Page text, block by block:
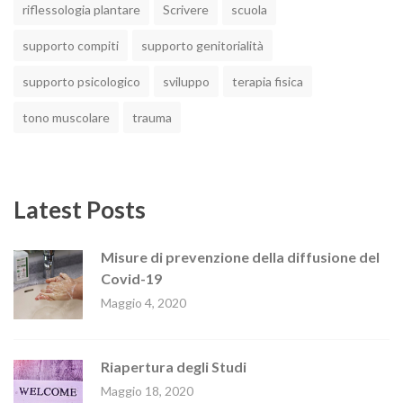
riflessologia plantare Scrivere scuola
supporto compiti supporto genitorialità
supporto psicologico sviluppo terapia fisica
tono muscolare trauma
Latest Posts
Misure di prevenzione della diffusione del
Covid-19
Maggio 4, 2020
Riapertura degli Studi
Maggio 18, 2020